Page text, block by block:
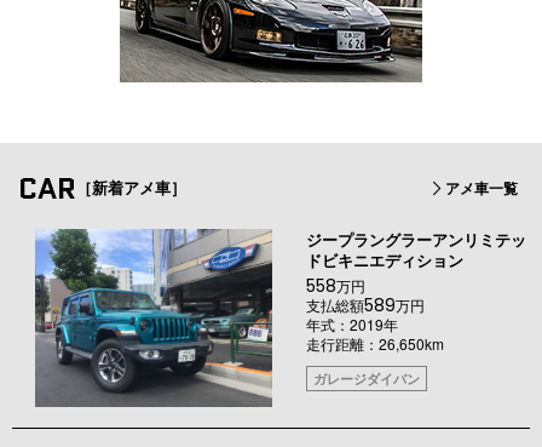
CAR ［新着アメ車］ アメ車一覧
ジープラングラーアンリミテッ
ドビキニエディション
558万円
支払総額589万円
年式：2019年
走行距離：26,650km
ガレージダイバン